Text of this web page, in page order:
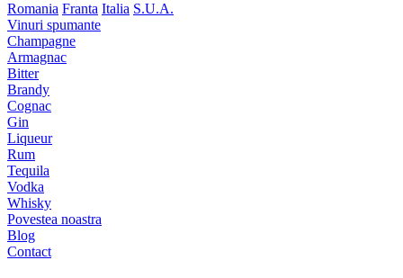
Romania Franta Italia S.U.A.
Vinuri spumante
Champagne
Armagnac
Bitter
Brandy
Cognac
Gin
Liqueur
Rum
Tequila
Vodka
Whisky
Povestea noastra
Blog
Contact